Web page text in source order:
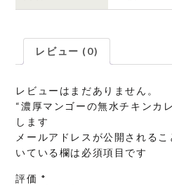
レビュー (0)
レビューはまだありません。
“濃厚マンゴーの無水チキンカ
します
メールアドレスが公開されるこ
いている欄は必須項目です
評価 *